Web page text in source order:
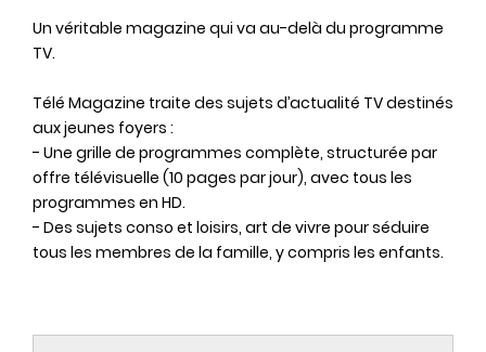
Un véritable magazine qui va au-delà du programme
TV.
Télé Magazine traite des sujets d’actualité TV destinés
aux jeunes foyers :
- Une grille de programmes complète, structurée par
offre télévisuelle (10 pages par jour), avec tous les
programmes en HD.
- Des sujets conso et loisirs, art de vivre pour séduire
tous les membres de la famille, y compris les enfants.